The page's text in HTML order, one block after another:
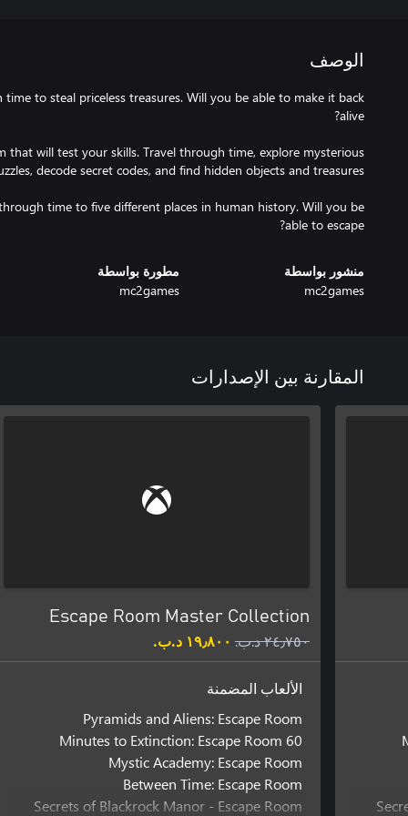
الوصف
to steal priceless treasures. Will you be able to make it back
that will test your skills. Travel through time, explore mysterious
time to five different places in human history. Will you be
able to escape?
منشور بواسطة
mc2games
مطورة بواسطة
mc2games
المقارنة بين الإصدارات
Escape Room Master Collection
٢٤٫٧٥٠ د.ب.‏ ١٩٫٨٠٠ د.ب.‏
الألعاب المضمنة
Pyramids and Aliens: Escape Room
60 Minutes to Extinction: Escape Room
Mystic Academy: Escape Room
Between Time: Escape Room
Secrets of Blackrock Manor - Escape Room